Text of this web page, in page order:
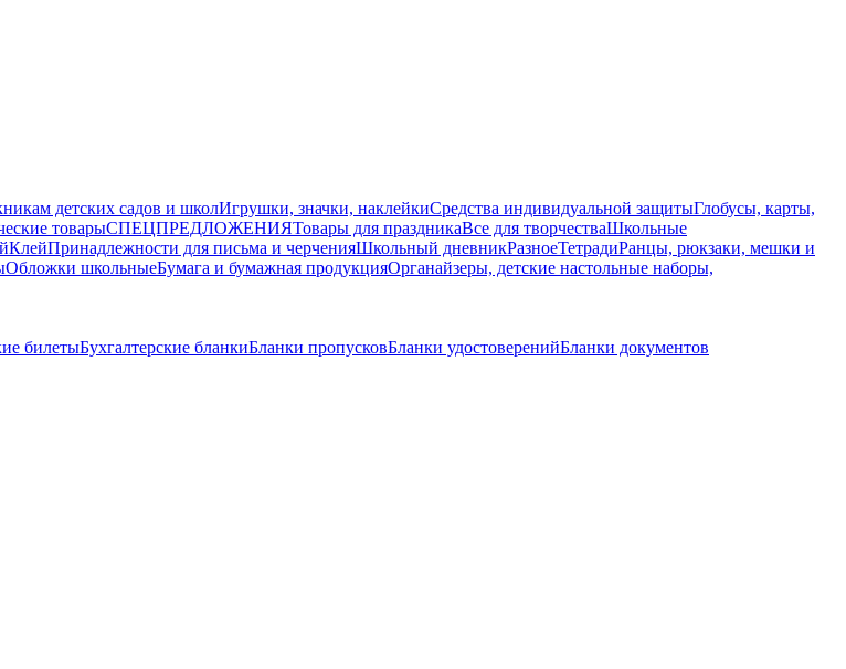
детских садов и школИгрушки, значки, наклейкиСредства индивидуальной защитыГлобусы, карты,
товарыСПЕЦПРЕДЛОЖЕНИЯТовары для праздникаВсе для творчестваШкольные
КлейПринадлежности для письма и черченияШкольный дневникРазноеТетрадиРанцы, рюкзаки, мешки и
Обложки школьныеБумага и бумажная продукцияОрганайзеры, детские настольные наборы,
билетыБухгалтерские бланкиБланки пропусковБланки удостоверенийБланки документов